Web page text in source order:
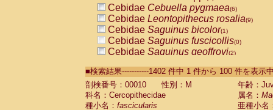
Cebidae Cebuella pygmaea(6)
Cebidae Leontopithecus rosalia(9)
Cebidae Saguinus bicolor(1)
Cebidae Saguinus fuscicollis(0)
Cebidae Saguinus geoffroyi(2)
CebidaeSaguinus labiatus(0)
Cebidae Saguinus leucopus (6)
CebidaeSaguinus midas
CebidaeSaguinus mystax
■検索結果-----------1402 件中 1 件から 100 件を表示
剖検番号：00010
性別：M
年齢：
科名：Cercopithecidae
属名：
種小名： fascicularis
亜種小名